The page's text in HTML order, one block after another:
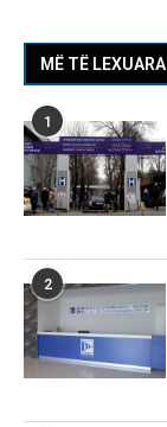
MË TË LEXUARA
1
2